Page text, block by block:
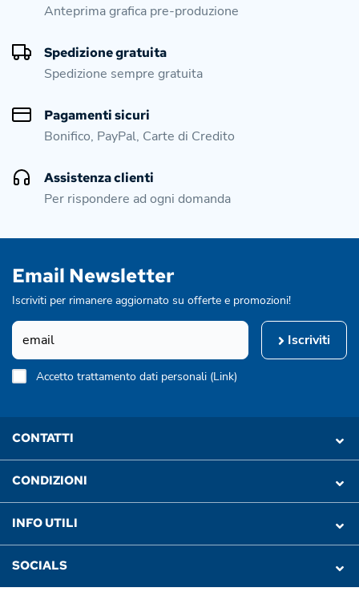
Anteprima grafica pre-produzione
Spedizione gratuita
Spedizione sempre gratuita
Pagamenti sicuri
Bonifico, PayPal, Carte di Credito
Assistenza clienti
Per rispondere ad ogni domanda
Email Newsletter
Iscriviti per rimanere aggiornato su offerte e promozioni!
Iscriviti
Accetto trattamento dati personali (Link)
CONTATTI
CONDIZIONI
INFO UTILI
SOCIALS